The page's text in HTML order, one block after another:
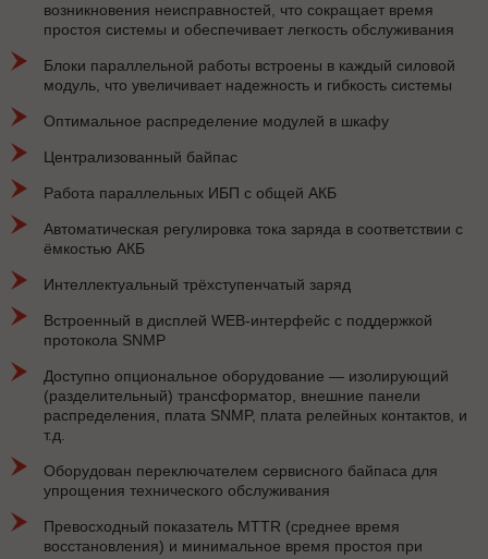
возникновения неисправностей, что сокращает время
простоя системы и обеспечивает легкость обслуживания
Блоки параллельной работы встроены в каждый силовой
модуль, что увеличивает надежность и гибкость системы
Оптимальное распределение модулей в шкафу
Централизованный байпас
Работа параллельных ИБП с общей АКБ
Автоматическая регулировка тока заряда в соответствии с
ёмкостью АКБ
Интеллектуальный трёхступенчатый заряд
Встроенный в дисплей WEB-интерфейс с поддержкой
протокола SNMP
Доступно опциональное оборудование — изолирующий
(разделительный) трансформатор, внешние панели
распределения, плата SNMP, плата релейных контактов, и
т.д.
Оборудован переключателем сервисного байпаса для
упрощения технического обслуживания
Превосходный показатель MTTR (среднее время
восстановления) и минимальное время простоя при